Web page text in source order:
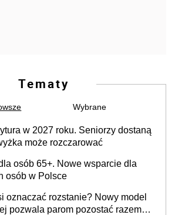
Tematy
Wybrane
w 2027 roku. Seniorzy dostaną
może rozczarować
osób 65+. Nowe wsparcie dla
osób w Polsce
oznaczać rozstanie? Nowy model
pozwala parom pozostać razem